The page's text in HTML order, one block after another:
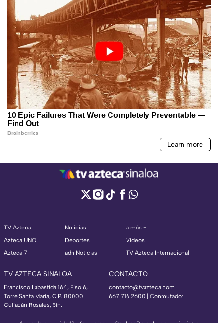
TV Azteca
Azteca UNO
Azteca 7
Noticias
Deportes
adn Noticias
a más +
Videos
TV Azteca Internacional
TV AZTECA SINALOA
Francisco Labastida 164, Piso 6,
Torre Santa María, C.P. 80000
Culiacán Rosales, Sin.
CONTACTO
contacto@tvazteca.com
667 716 2600 | Conmutador